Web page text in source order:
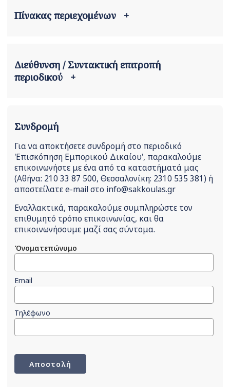
Πίνακας περιεχομένων +
Διεύθυνση / Συντακτική επιτροπή
περιοδικού +
Συνδρομή
Για να αποκτήσετε συνδρομή στο περιοδικό
'Επισκόπηση Εμπορικού Δικαίου', παρακαλούμε
επικοινωνήστε με ένα από τα καταστήματά μας
(Αθήνα: 210 33 87 500, Θεσσαλονίκη: 2310 535 381) ή
αποστείλατε e-mail στο info@sakkoulas.gr
Εναλλακτικά, παρακαλούμε συμπληρώστε τον
επιθυμητό τρόπο επικοινωνίας, και θα
επικοινωνήσουμε μαζί σας σύντομα.
Όνοματεπώνυμο
Email
Τηλέφωνο